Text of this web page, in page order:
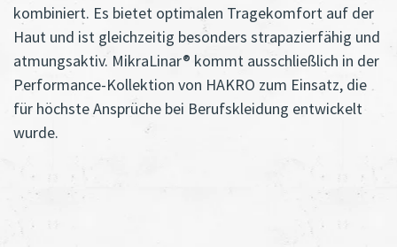
kombiniert. Es bietet optimalen Tragekomfort auf der
Haut und ist gleichzeitig besonders strapazierfähig und
atmungsaktiv. MikraLinar® kommt ausschließlich in der
Performance-Kollektion von HAKRO zum Einsatz, die
für höchste Ansprüche bei Berufskleidung entwickelt
wurde.